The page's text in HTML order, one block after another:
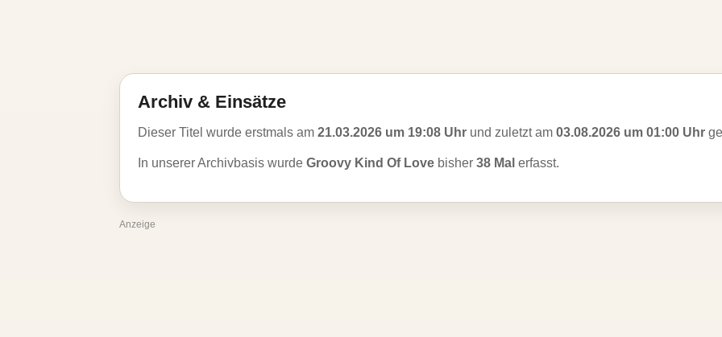
Archiv & Einsätze
Dieser Titel wurde erstmals am 21.03.2026 um 19:08 Uhr und zuletzt am 03.08.2026 um 01:00 Uhr
In unserer Archivbasis wurde Groovy Kind Of Love bisher 38 Mal erfasst.
Anzeige